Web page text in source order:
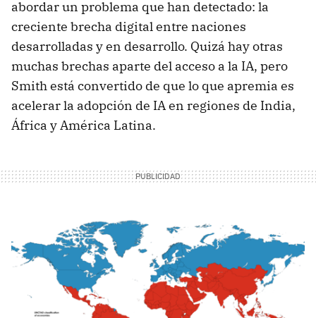
abordar un problema que han detectado: la
creciente brecha digital entre naciones
desarrolladas y en desarrollo. Quizá hay otras
muchas brechas aparte del acceso a la IA, pero
Smith está convertido de que lo que apremia es
acelerar la adopción de IA en regiones de India,
África y América Latina.